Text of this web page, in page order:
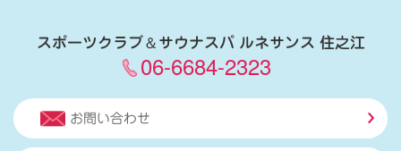
スポーツクラブ＆サウナスパ ルネサンス 住之江
06-6684-2323
お問い合わせ